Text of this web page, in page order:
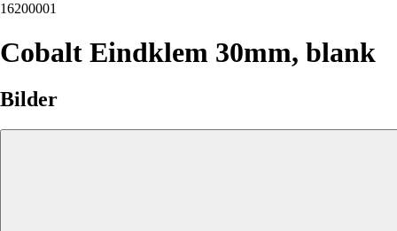
16200001
Cobalt Eindklem 30mm, blank
Bilder